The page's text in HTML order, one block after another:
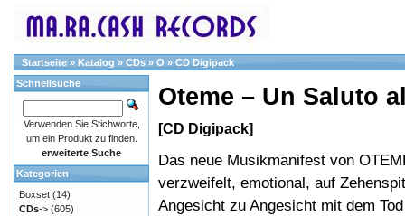
Startseite » Katalog » CDs » O » CD Digipack
Oteme – Un Saluto
[CD Digipack]
Das neue Musikmanifest von
verzweifelt, emotional, auf
Angesicht zu Angesicht mit dem
Schnellsuche
Verwenden Sie Stichworte,
um ein Produkt zu finden.
erweiterte Suche
Kategorien
Boxset (14)
CDs-> (605)